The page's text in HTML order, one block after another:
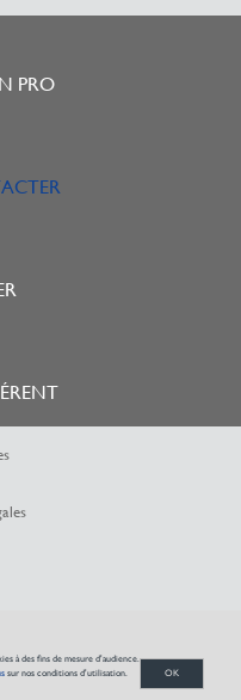
PRO
- 2026
à des fins de mesure d'audience.
sur nos conditions d'utilisation. OK